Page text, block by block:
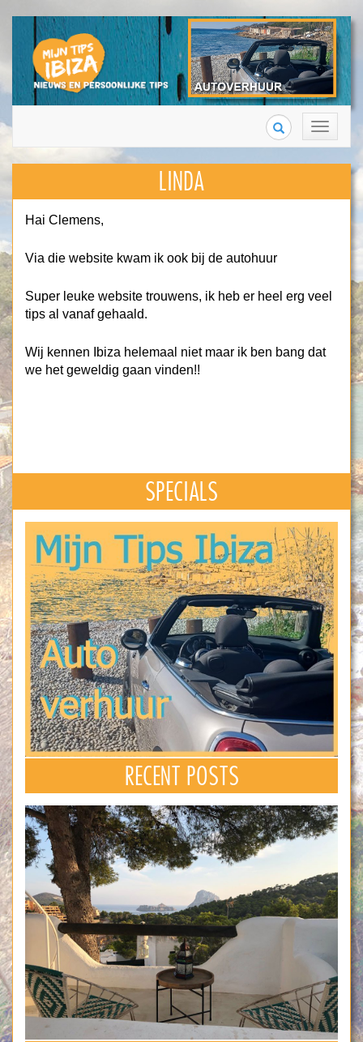
Toggle
navigation
Search
LINDA
Hai Clemens,
Via die website kwam ik ook bij de autohuur
Super leuke website trouwens, ik heb er heel erg veel
tips al vanaf gehaald.
Wij kennen Ibiza helemaal niet maar ik ben bang dat
we het geweldig gaan vinden!!
SPECIALS
RECENT POSTS